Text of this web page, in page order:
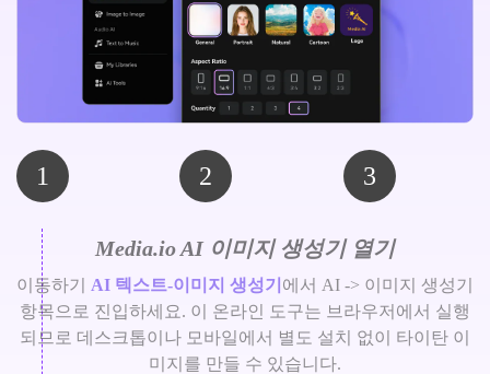
1 2 3
Media.io AI 이미지 생성기 열기
이동하기 AI 텍스트-이미지 생성기 에서 AI -> 이미지 생성기
항목으로 진입하세요. 이 온라인 도구는 브라우저에서 실행
되므로 데스크톱이나 모바일에서 별도 설치 없이 타이탄 이
미지를 만들 수 있습니다.